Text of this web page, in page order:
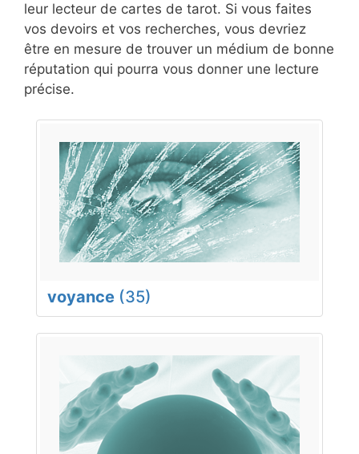
leur lecteur de cartes de tarot. Si vous faites
vos devoirs et vos recherches, vous devriez
être en mesure de trouver un médium de bonne
réputation qui pourra vous donner une lecture
précise.
voyance (35)